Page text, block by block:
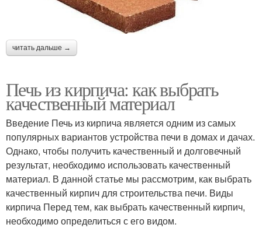
читать дальше →
Печь из кирпича: как выбрать
качественный материал
Введение Печь из кирпича является одним из самых
популярных вариантов устройства печи в домах и дачах.
Однако, чтобы получить качественный и долговечный
результат, необходимо использовать качественный
материал. В данной статье мы рассмотрим, как выбрать
качественный кирпич для строительства печи. Виды
кирпича Перед тем, как выбрать качественный кирпич,
необходимо определиться с его видом.